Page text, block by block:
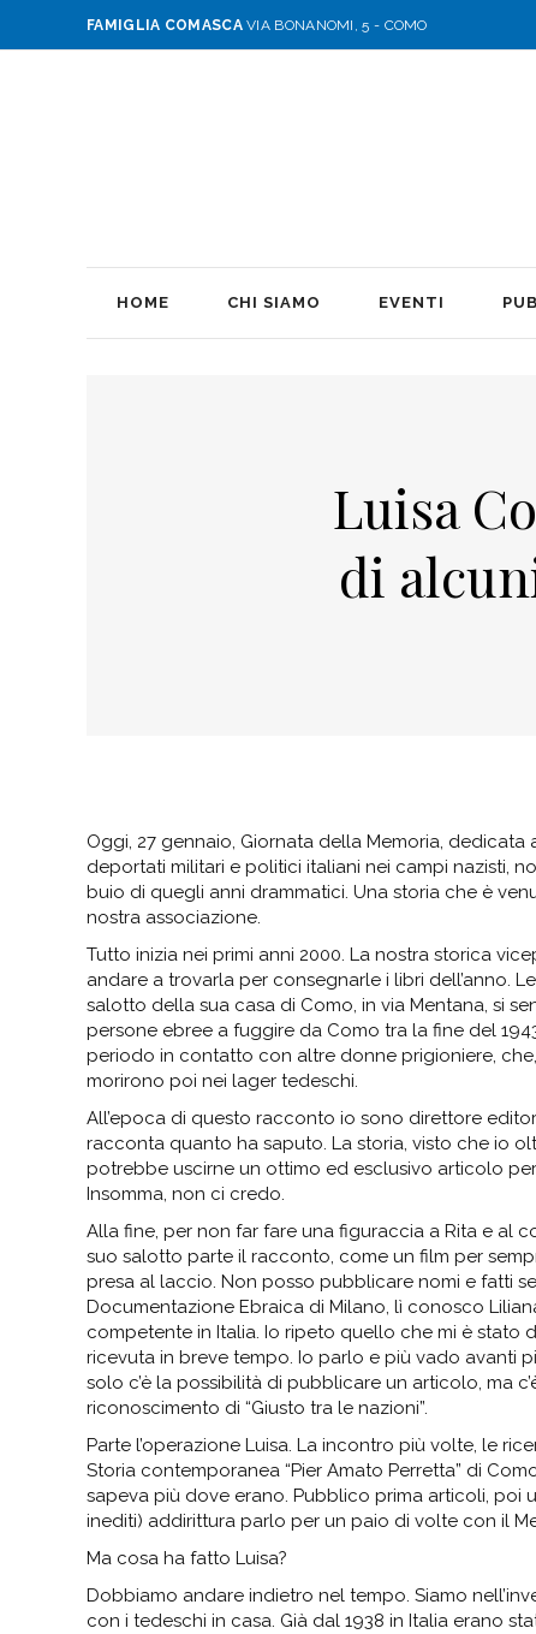
FAMIGLIA COMASCAVIA BONANOMI, 5 - COMO
HOME CHI SIAMO EVENTI
Luisa
di
Oggi, 27 gennaio, Giornata della Memoria,
deportati militari e politici italiani nei campi nazisti,
buio di quegli anni drammatici. Una storia che è
nostra associazione.
Tutto inizia nei primi anni 2000. La nostra storica
andare a trovarla per consegnarle i libri dell’anno.
salotto della sua casa di Como, in via Mentana, si
persone ebree a fuggire da Como tra la fine del
periodo in contatto con altre donne prigioniere,
morirono poi nei lager tedeschi.
All’epoca di questo racconto io sono direttore
racconta quanto ha saputo. La storia, visto che io
potrebbe uscirne un ottimo ed esclusivo articolo
Insomma, non ci credo.
Alla fine, per non far fare una figuraccia a Rita e al
suo salotto parte il racconto, come un film per
presa al laccio. Non posso pubblicare nomi e fatti
Documentazione Ebraica di Milano, lì conosco
competente in Italia. Io ripeto quello che mi è stato
ricevuta in breve tempo. Io parlo e più vado avanti
solo c’è la possibilità di pubblicare un articolo, ma
riconoscimento di “Giusto tra le nazioni”.
Parte l’operazione Luisa. La incontro più volte, le
Storia contemporanea “Pier Amato Perretta” di
sapeva più dove erano. Pubblico prima articoli,
inediti) addirittura parlo per un paio di volte con il
Ma cosa ha fatto Luisa?
Dobbiamo andare indietro nel tempo. Siamo
con i tedeschi in casa. Già dal 1938 in Italia erano